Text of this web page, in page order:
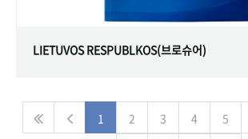
LIETUVOS RESPUBLKOS(브로슈어)
1 2 3 4 5